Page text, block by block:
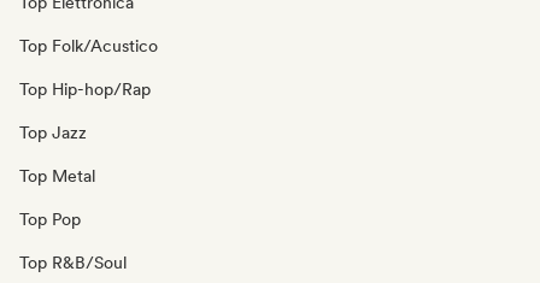
Top Folk/Acustico
Top Hip-hop/Rap
Top Jazz
Top Metal
Top Pop
Top R&B/Soul